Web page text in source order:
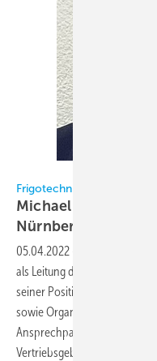
Frigotechnik
Michael Hubatsch
Nürnberg
05.04.2022
als Leitung der Frigotechnik-
seiner Position als
sowie Organisation der
Ansprechpartner für die
Vertriebsgebiet Nürnberg und